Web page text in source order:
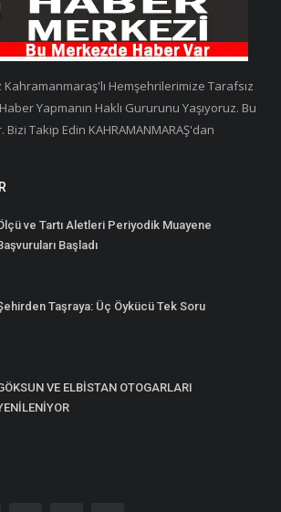
Kahramanmaraş'lı Hemşehrilerimize Tarafsız
Yapmanın Haklı Gururunu Yaşıyoruz. Bu
Takip Edin KAHRAMANMARAŞ'dan
ve Tartı Aletleri Periyodik Muayene
Başladı
Taşraya: Üç Öykücü Tek Soru
VE ELBİSTAN OTOGARLARI